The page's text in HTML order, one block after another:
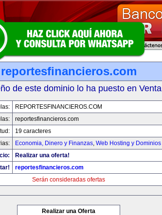
reportesfinancieros.com
de este dominio lo ha puesto en Venta
REPORTESFINANCIEROS.COM
reportesfinancieros.com
19 caracteres
Economia, Dinero y Finanzas, Web Hosting y Dominios
Realizar una oferta!
reportesfinancieros.com
Serán consideradas ofertas
Realizar una Oferta